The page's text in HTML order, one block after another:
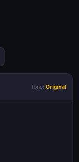
Tono: Original